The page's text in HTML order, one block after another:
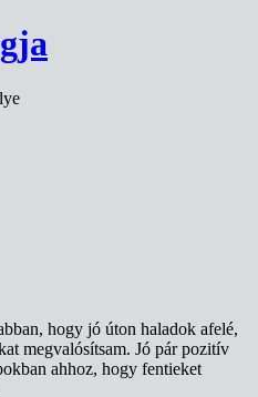
hogy jó úton haladok afelé,
megvalósítsam. Jó pár pozitív
ahhoz, hogy fentieket